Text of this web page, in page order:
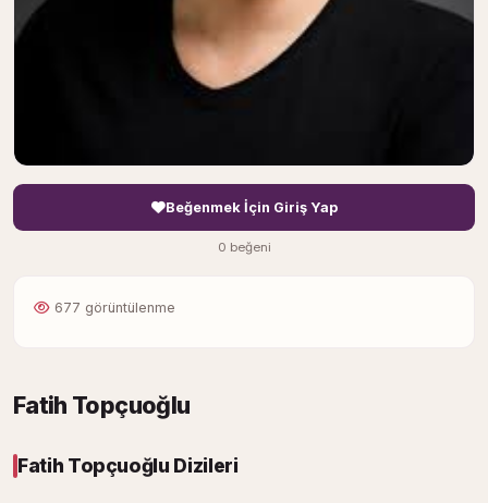
Beğenmek İçin Giriş Yap
0 beğeni
677 görüntülenme
Fatih Topçuoğlu
Fatih Topçuoğlu Dizileri